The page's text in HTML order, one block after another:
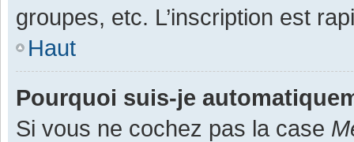
groupes, etc. L’inscription est
Haut
Pourquoi suis-je
Si vous ne cochez pas la case